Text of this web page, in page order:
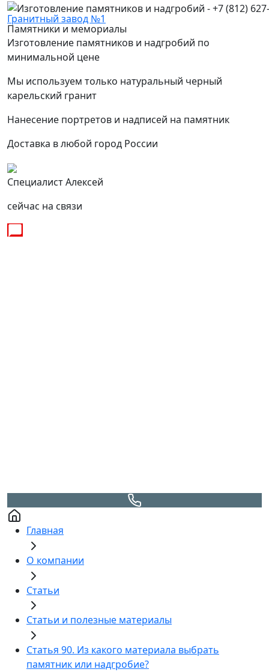
Гранитный завод №1
Памятники и мемориалы
Изготовление памятников и надгробий по
минимальной цене
Мы используем только натуральный черный
карельский гранит
Нанесение портретов и надписей на памятник
Доставка в любой город России
Специалист Алексей
сейчас на связи
Главная
О компании
Статьи
Статьи и полезные материалы
Статья 90. Из какого материала выбрать
памятник или надгробие?